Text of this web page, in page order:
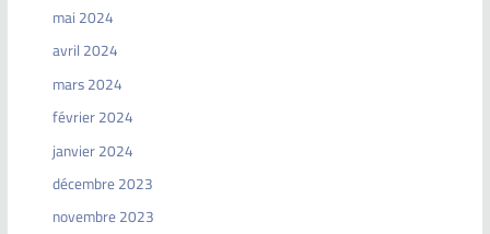
mai 2024
avril 2024
mars 2024
février 2024
janvier 2024
décembre 2023
novembre 2023